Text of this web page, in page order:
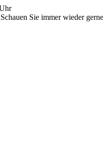
Sie immer wieder